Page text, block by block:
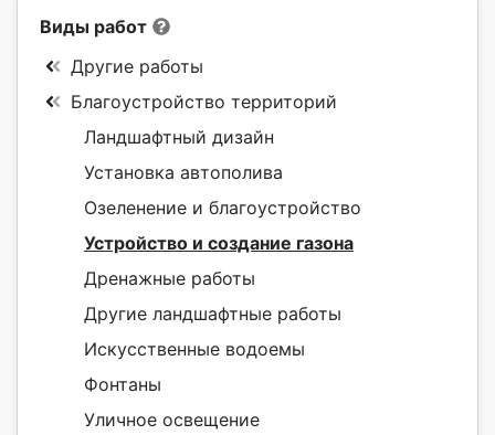
Виды работ
Другие работы
Благоустройство территорий
Ландшафтный дизайн
Установка автополива
Озеленение и благоустройство
Устройство и создание газона
Дренажные работы
Другие ландшафтные работы
Искусственные водоемы
Фонтаны
Уличное освещение